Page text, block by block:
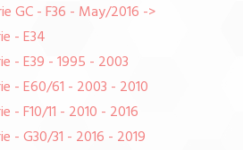
GC - F36 - May/2016 ->
- E34
- E39 - 1995 - 2003
- E60/61 - 2003 - 2010
- F10/11 - 2010 - 2016
- G30/31 - 2016 - 2019